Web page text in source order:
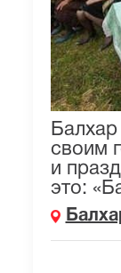
Балхар
своим
и
это: